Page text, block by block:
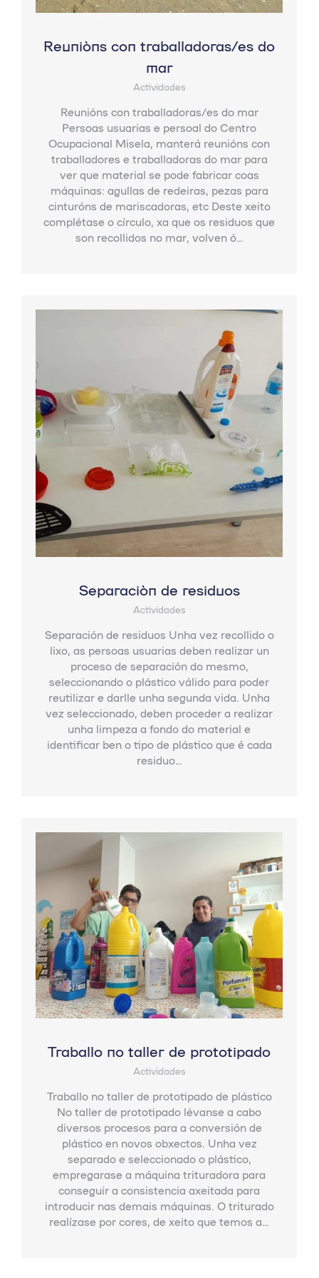
Reunións con traballadoras/es do
mar
Actividades
Reunións con traballadoras/es do mar
Persoas usuarias e persoal do Centro
Ocupacional Misela, manterá reunións con
traballadores e traballadoras do mar para
ver que material se pode fabricar coas
máquinas: agullas de redeiras, pezas para
cinturóns de mariscadoras, etc Deste xeito
complétase o círculo, xa que os residuos que
son recollidos no mar, volven ó…
Separación de residuos
Actividades
Separación de residuos Unha vez recollido o
lixo, as persoas usuarias deben realizar un
proceso de separación do mesmo,
seleccionando o plástico válido para poder
reutilizar e darlle unha segunda vida. Unha
vez seleccionado, deben proceder a realizar
unha limpeza a fondo do material e
identificar ben o tipo de plástico que é cada
residuo…
Traballo no taller de prototipado
Actividades
Traballo no taller de prototipado de plástico
No taller de prototipado lévanse a cabo
diversos procesos para a conversión de
plástico en novos obxectos. Unha vez
separado e seleccionado o plástico,
empregarase a máquina trituradora para
conseguir a consistencia axeitada para
introducir nas demais máquinas. O triturado
realízase por cores, de xeito que temos a…